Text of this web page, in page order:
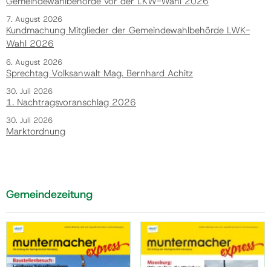
7. August 2026
Kundmachung Mitglieder der Gemeindewahlbehörde LWK-
Wahl 2026
6. August 2026
Sprechtag Volksanwalt Mag. Bernhard Achitz
30. Juli 2026
1. Nachtragsvoranschlag 2026
30. Juli 2026
Marktordnung
Gemeindezeitung